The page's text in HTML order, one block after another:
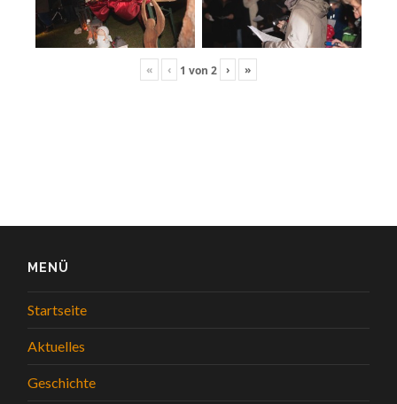
« ‹ 1 von 2 › »
MENÜ
Startseite
Aktuelles
Geschichte